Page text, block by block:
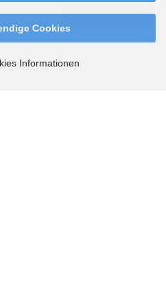
Cookies
Informationen
Vertrag widerrufen